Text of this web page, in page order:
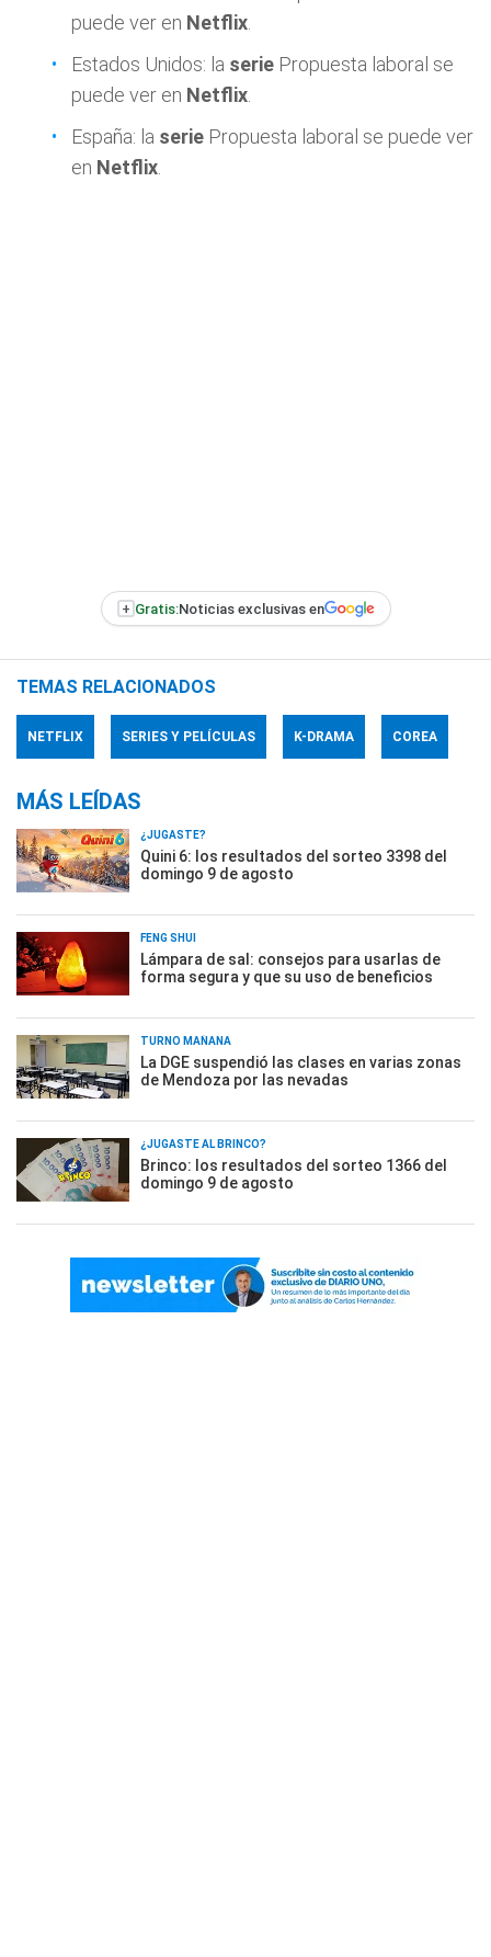
puede ver en Netflix
Estados Unidos: la serie Propuesta laboral se
puede ver en Netflix
España: la serie Propuesta laboral se puede ver
en Netflix
+ Gratis:Noticias exclusivas en
TEMAS RELACIONADOS
NETFLIX SERIES Y PELÍCULAS K-DRAMA COREA
MÁS LEÍDAS
¿JUGASTE?
Quini 6: los resultados del sorteo 3398 del
domingo 9 de agosto
FENG SHUI
Lámpara de sal: consejos para usarlas de
forma segura y que su uso de beneficios
TURNO MAÑANA
La DGE suspendió las clases en varias zonas
de Mendoza por las nevadas
¿JUGASTE AL BRINCO?
Brinco: los resultados del sorteo 1366 del
domingo 9 de agosto